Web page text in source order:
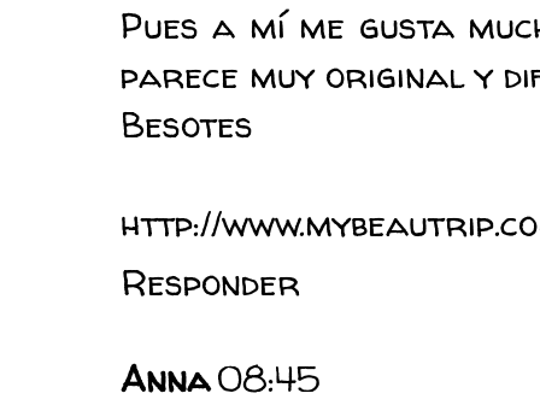
Pues a mí me gusta
parece muy original y
Besotes
http://
Responder
Anna08:45